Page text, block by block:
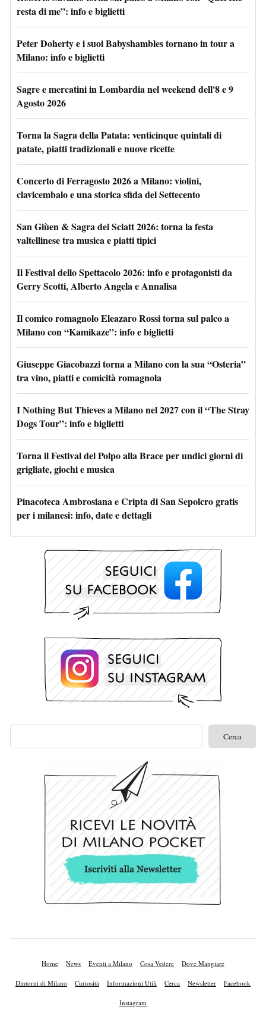
resta di me”: info e biglietti
Peter Doherty e i suoi Babyshambles tornano in tour a
Milano: info e biglietti
Sagre e mercatini in Lombardia nel weekend dell'8 e 9
Agosto 2026
Torna la Sagra della Patata: venticinque quintali di
patate, piatti tradizionali e nuove ricette
Concerto di Ferragosto 2026 a Milano: violini,
clavicembalo e una storica sfida del Settecento
San Giùen & Sagra dei Sciatt 2026: torna la festa
valtellinese tra musica e piatti tipici
Il Festival dello Spettacolo 2026: info e protagonisti da
Gerry Scotti, Alberto Angela e Annalisa
Il comico romagnolo Eleazaro Rossi torna sul palco a
Milano con “Kamikaze”: info e biglietti
Giuseppe Giacobazzi torna a Milano con la sua “Osteria”
tra vino, piatti e comicità romagnola
I Nothing But Thieves a Milano nel 2027 con il “The Stray
Dogs Tour”: info e biglietti
Torna il Festival del Polpo alla Brace per undici giorni di
grigliate, giochi e musica
Pinacoteca Ambrosiana e Cripta di San Sepolcro gratis
per i milanesi: info, date e dettagli
Home News Eventi a Milano Cosa Vedere Dove Mangiare
Dintorni di Milano Curiosità Informazioni Utili Cerca Newsletter Facebook
Instagram